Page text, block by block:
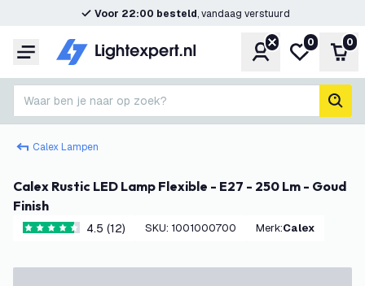
Voor 22:00 besteld, vandaag verstuurd
Menu Account
Mijn
0 0
Waar ben je naar op zoek?
Calex Lampen
Calex Rustic LED Lamp Flexible - E27 - 250 Lm - Goud
Finish
4.5 score sterren
4.5 (12) SKU: 1001000700 Merk: Calex